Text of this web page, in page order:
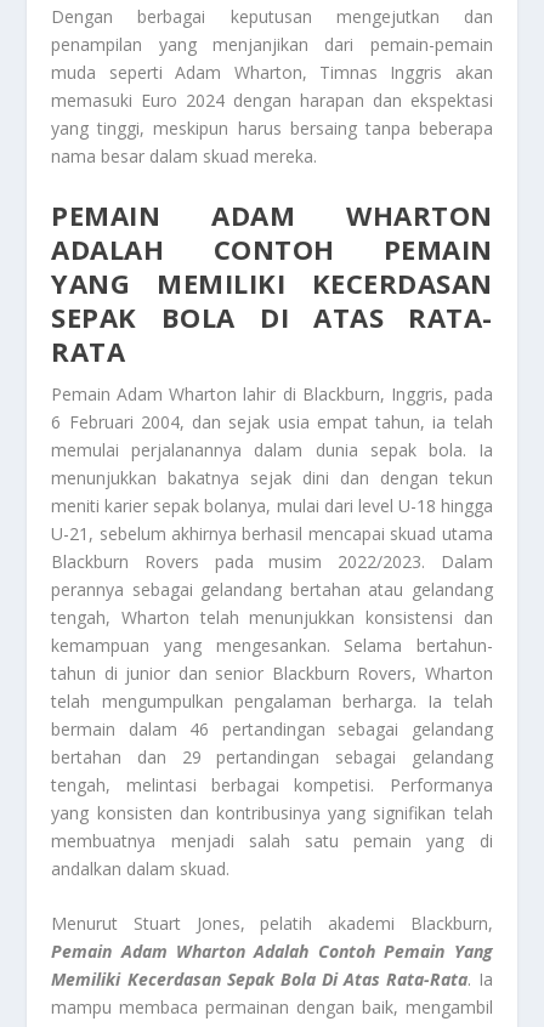
Dengan berbagai keputusan mengejutkan dan
penampilan yang menjanjikan dari pemain-pemain
muda seperti Adam Wharton, Timnas Inggris akan
memasuki Euro 2024 dengan harapan dan ekspektasi
yang tinggi, meskipun harus bersaing tanpa beberapa
nama besar dalam skuad mereka.
PEMAIN ADAM WHARTON
ADALAH CONTOH PEMAIN
YANG MEMILIKI KECERDASAN
SEPAK BOLA DI ATAS RATA-
RATA
Pemain Adam Wharton lahir di Blackburn, Inggris, pada
6 Februari 2004, dan sejak usia empat tahun, ia telah
memulai perjalanannya dalam dunia sepak bola. Ia
menunjukkan bakatnya sejak dini dan dengan tekun
meniti karier sepak bolanya, mulai dari level U-18 hingga
U-21, sebelum akhirnya berhasil mencapai skuad utama
Blackburn Rovers pada musim 2022/2023. Dalam
perannya sebagai gelandang bertahan atau gelandang
tengah, Wharton telah menunjukkan konsistensi dan
kemampuan yang mengesankan. Selama bertahun-
tahun di junior dan senior Blackburn Rovers, Wharton
telah mengumpulkan pengalaman berharga. Ia telah
bermain dalam 46 pertandingan sebagai gelandang
bertahan dan 29 pertandingan sebagai gelandang
tengah, melintasi berbagai kompetisi. Performanya
yang konsisten dan kontribusinya yang signifikan telah
membuatnya menjadi salah satu pemain yang di
andalkan dalam skuad.
Menurut Stuart Jones, pelatih akademi Blackburn,
Pemain Adam Wharton Adalah Contoh Pemain Yang
Memiliki Kecerdasan Sepak Bola Di Atas Rata-Rata. Ia
mampu membaca permainan dengan baik, mengambil